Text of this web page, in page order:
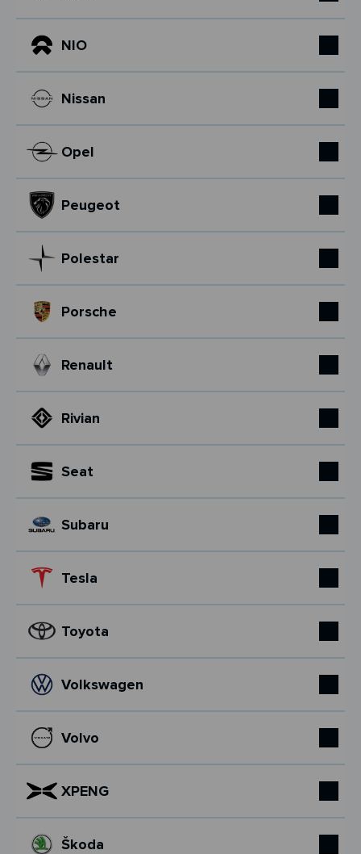
NIO
Nissan
Opel
Peugeot
Polestar
Porsche
Renault
Rivian
Seat
Subaru
Tesla
Toyota
Volkswagen
Volvo
XPENG
Škoda